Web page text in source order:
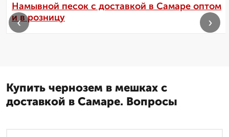
Намывной песок с доставкой в Самаре оптом
и в розницу
‹ ›
Купить чернозем в мешках с
доставкой в Самаре. Вопросы